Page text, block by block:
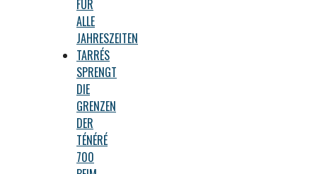
FÜR
ALLE
JAHRESZEITEN
TARRÉS
SPRENGT
DIE
GRENZEN
DER
TÉNÉRÉ
700